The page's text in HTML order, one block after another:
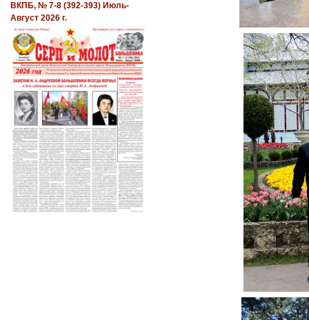
ВКПБ, № 7-8 (392-393) Июль-
Август 2026 г.